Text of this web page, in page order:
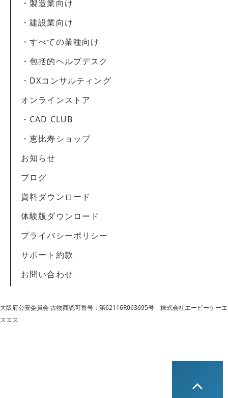
・製造業向け
・建設業向け
・すべての業種向け
・包括的ヘルプデスク
・DXコンサルティング
オンラインストア
・CAD CLUB
・恵比寿ショップ
お知らせ
ブログ
資料ダウンロード
体験版ダウンロード
プライバシーポリシー
サポート約款
お問い合わせ
大阪府公安委員会 古物商認可番号：第62116R063695号 株式会社エービーケーエ
スエス